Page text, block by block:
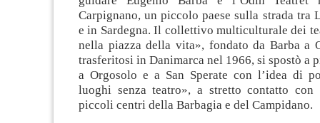
Carpignano, un piccolo paese sulla strada tra
e in Sardegna. Il collettivo multiculturale dei
nella piazza della vita», fondato da Barba a
trasferitosi in Danimarca nel 1966, si spostò a
a Orgosolo e a San Sperate con l’idea di
luoghi senza teatro», a stretto contatto
piccoli centri della Barbagia e del Campidano.